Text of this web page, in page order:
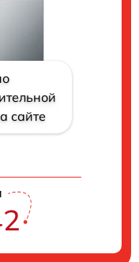
сайте